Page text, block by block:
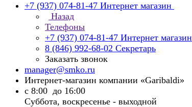
+7 (937) 074-81-47 Интернет магазин
Назад
Телефоны
+7 (937) 074-81-47 Интернет магазин
8 (846) 992-68-02 Секретарь
Заказать звонок
manager@smko.ru
Интернет-магазин компании «Garibaldi»
с 8:00 до 16:00
Суббота, воскресенье - выходной